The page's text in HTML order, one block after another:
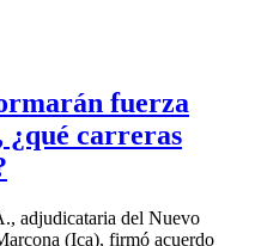
fuerza
carreras
adjudicataria del Nuevo
(Ica), firmó acuerdo